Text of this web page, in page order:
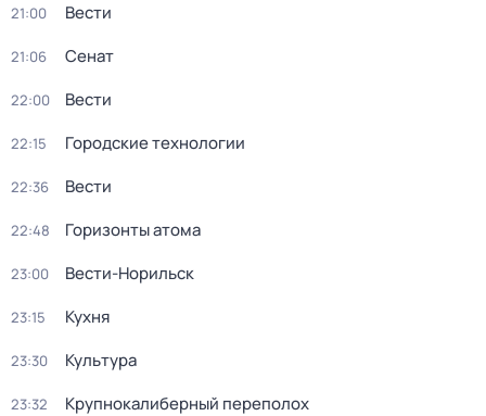
21:00 Вести
21:06 Сенат
22:00 Вести
22:15 Городские технологии
22:36 Вести
22:48 Горизонты атома
23:00 Вести-Норильск
23:15 Кухня
23:30 Культура
23:32 Крупнокалиберный переполох